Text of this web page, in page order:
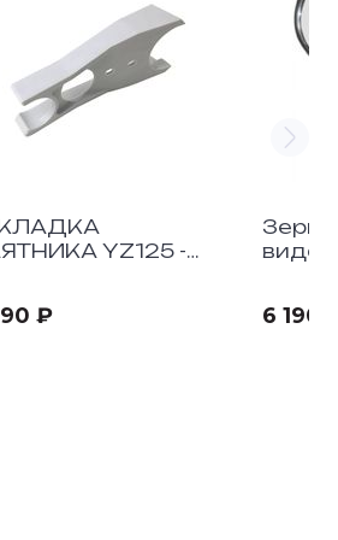
YZ125 -
₽
вида
6 190